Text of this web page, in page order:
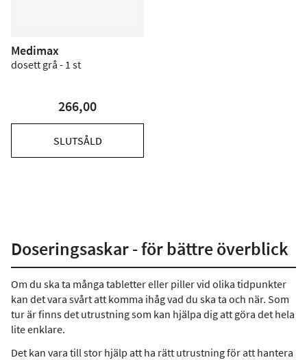
Medimax
dosett grå - 1 st
266,00
SLUTSÅLD
Doseringsaskar - för bättre överblick
Om du ska ta många tabletter eller piller vid olika tidpunkter
kan det vara svårt att komma ihåg vad du ska ta och när. Som
tur är finns det utrustning som kan hjälpa dig att göra det hela
lite enklare.
Det kan vara till stor hjälp att ha rätt utrustning för att hantera